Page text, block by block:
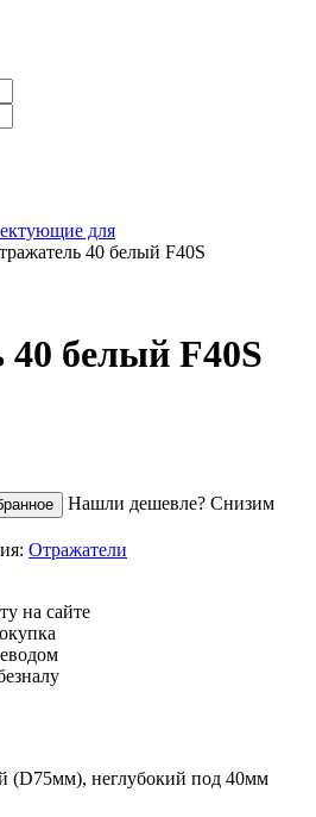
для
40 белый F40S
белый F40S
Нашли дешевле? Снизим
Отражатели
на сайте
(D75мм), неглубокий под 40мм